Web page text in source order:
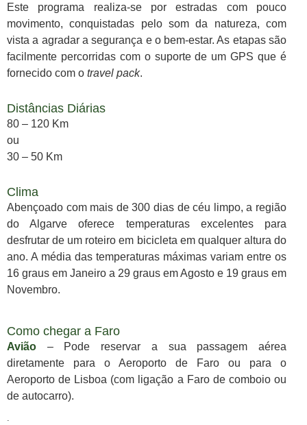
Este programa realiza-se por estradas com pouco
movimento, conquistadas pelo som da natureza, com
vista a agradar a segurança e o bem-estar. As etapas são
facilmente percorridas com o suporte de um GPS que é
fornecido com o travel pack.
Distâncias Diárias
80 – 120 Km
ou
30 – 50 Km
Clima
Abençoado com mais de 300 dias de céu limpo, a região
do Algarve oferece temperaturas excelentes para
desfrutar de um roteiro em bicicleta em qualquer altura do
ano. A média das temperaturas máximas variam entre os
16 graus em Janeiro a 29 graus em Agosto e 19 graus em
Novembro.
Como chegar a Faro
Avião – Pode reservar a sua passagem aérea
diretamente para o Aeroporto de Faro ou para o
Aeroporto de Lisboa (com ligação a Faro de comboio ou
de autocarro).
.